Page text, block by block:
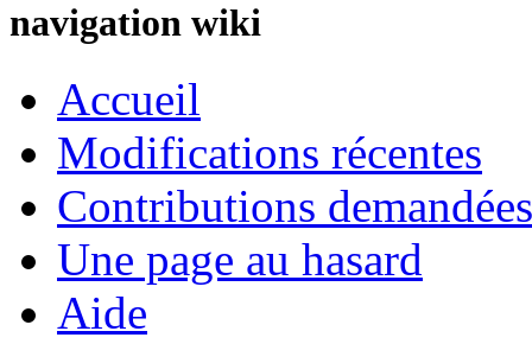
navigation wiki
Accueil
Modifications récentes
Contributions
Une page au hasard
Aide